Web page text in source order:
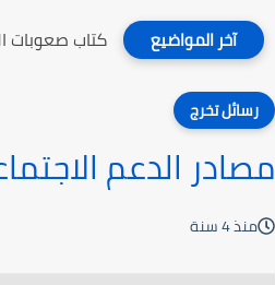
آخر المواضيع كتاب صعوبات
رسائل تخرج
مصادر الدعم
منذ 4 سنة